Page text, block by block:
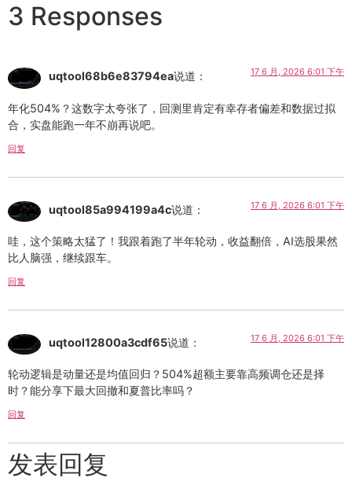
3 Responses
uqtool68b6e83794ea说道： 17 6 月, 2026 6:01 下午
年化504%？这数字太夸张了，回测里肯定有幸存者偏差和数据过拟
合，实盘能跑一年不崩再说吧。
回复
uqtool85a994199a4c说道： 17 6 月, 2026 6:01 下午
哇，这个策略太猛了！我跟着跑了半年轮动，收益翻倍，AI选股果然
比人脑强，继续跟车。
回复
uqtool12800a3cdf65说道： 17 6 月, 2026 6:01 下午
轮动逻辑是动量还是均值回归？504%超额主要靠高频调仓还是择
时？能分享下最大回撤和夏普比率吗？
回复
发表回复